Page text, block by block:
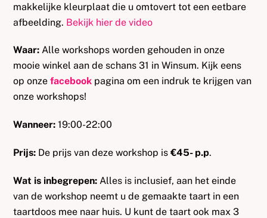
makkelijke kleurplaat die u omtovert tot een eetbare
afbeelding. Bekijk hier de video
Waar: Alle workshops worden gehouden in onze
mooie winkel aan de schans 31 in Winsum. Kijk eens
op onzefacebook pagina om een indruk te krijgen van
onze workshops!
Wanneer: 19:00-22:00
Prijs: De prijs van deze workshop is€45- p.p.
Wat is inbegrepen:Alles is inclusief, aan het einde
van de workshop neemt u de gemaakte taart in een
taartdoos mee naar huis. U kunt de taart ook max 3